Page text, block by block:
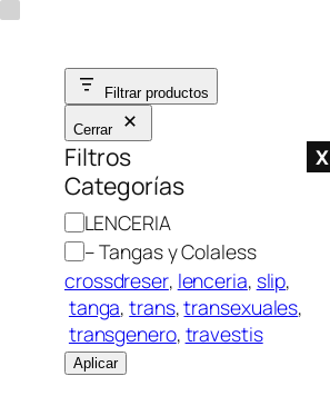
Saltar
contenidoFiltrar productos
Cerrar
Filtros X
Categorías
C
a
t
e
g
o
r
LENCERIA
– Tangas y Colaless
crossdreser, lenceria, slip,
tanga, trans, transexuales,
transgenero, travestis
Aplicar